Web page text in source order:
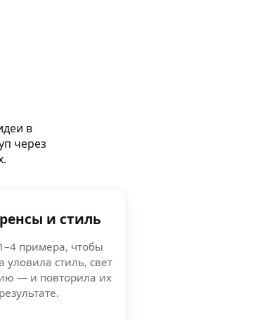
в
через
и стиль
примера, чтобы
уловила стиль, свет
— и повторила их